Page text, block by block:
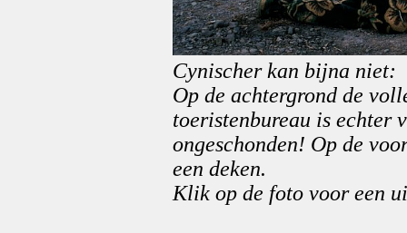
Cynischer kan bijna niet:
Op de achtergrond de
toeristenbureau is echter
ongeschonden! Op de
een deken.
Klik op de foto voor een